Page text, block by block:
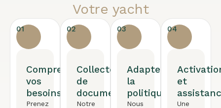
Votre yacht
01
Comprendre
vos
besoins
Prenez
02
Collecte
de
documents
Notre
03
Adapter
la
politique
Nous
04
et
Une